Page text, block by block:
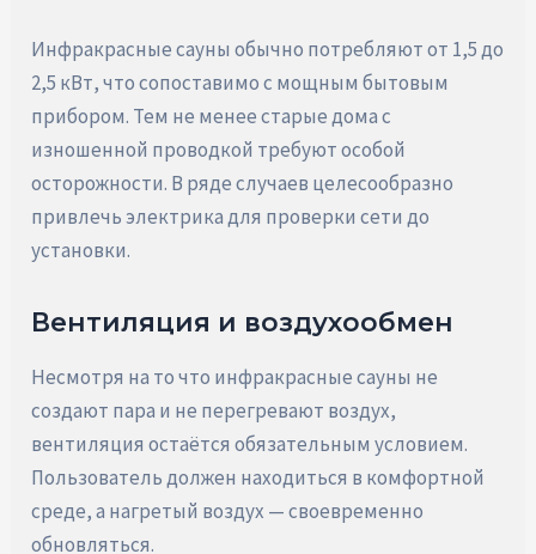
Инфракрасные сауны обычно потребляют от 1,5 до
2,5 кВт, что сопоставимо с мощным бытовым
прибором. Тем не менее старые дома с
изношенной проводкой требуют особой
осторожности. В ряде случаев целесообразно
привлечь электрика для проверки сети до
установки.
Вентиляция и воздухообмен
Несмотря на то что инфракрасные сауны не
создают пара и не перегревают воздух,
вентиляция остаётся обязательным условием.
Пользователь должен находиться в комфортной
среде, а нагретый воздух — своевременно
обновляться.